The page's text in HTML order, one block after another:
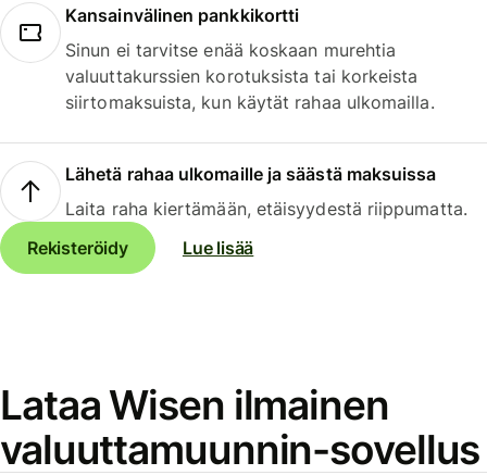
Kansainvälinen pankkikortti
Sinun ei tarvitse enää koskaan murehtia
valuuttakurssien korotuksista tai korkeista
siirtomaksuista, kun käytät rahaa ulkomailla.
Lähetä rahaa ulkomaille ja säästä maksuissa
Laita raha kiertämään, etäisyydestä riippumatta.
Rekisteröidy
Lue lisää
Lataa Wisen ilmainen
valuuttamuunnin-sovellus